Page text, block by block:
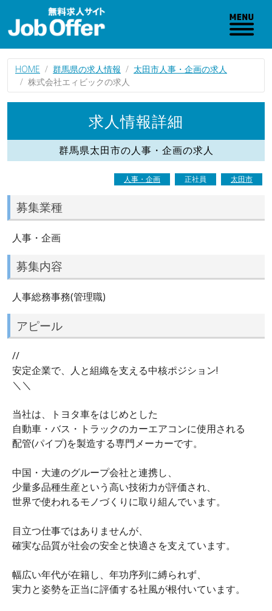
HOME 群馬県の求人情報
太田市人事・企画の求人
株式会社エィビックの求人
求人情報詳細
群馬県太田市の人事・企画の求人
人事・企画 正社員 太田市
募集業種
人事・企画
募集内容
人事総務事務(管理職)
アピール
//
安定企業で、人と組織を支える中核ポジション!
＼＼
当社は、トヨタ車をはじめとした
自動車・バス・トラックのカーエアコンに使用される
配管(パイプ)を製造する専門メーカーです。
中国・大連のグループ会社と連携し、
少量多品種生産という高い技術力が評価され、
世界で使われるモノづくりに取り組んでいます。
目立つ仕事ではありませんが、
確実な品質が社会の安全と快適さを支えています。
幅広い年代が在籍し、年功序列に縛られず、
実力と姿勢を正当に評価する社風が根付いています。